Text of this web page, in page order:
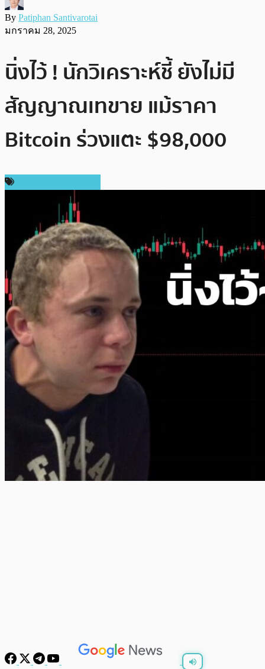
By Patiphan Santivarotai
มกราคม 28, 2025
นิ่งไว้ ! นักวิเคราะห์ชี้ ยังไม่มี
สัญญาณเทขาย แม้ราคา
Bitcoin ร่วงแตะ $98,000